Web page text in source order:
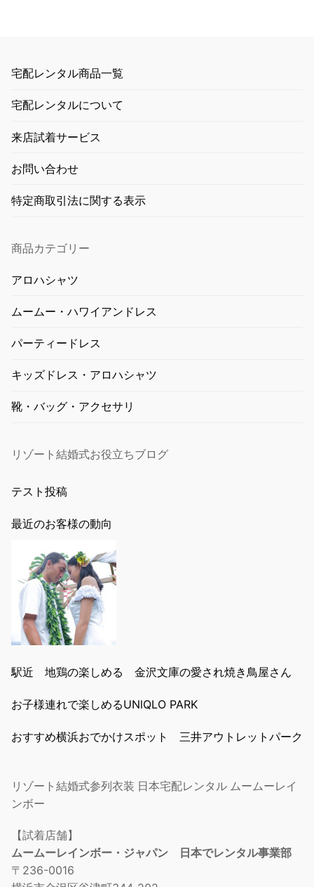
宅配レンタル商品一覧
宅配レンタルについて
来店試着サービス
お問い合わせ
特定商取引法に関する表示
商品カテゴリー
アロハシャツ
ムームー・ハワイアンドレス
パーティードレス
キッズドレス・アロハシャツ
靴・バッグ・アクセサリ
リゾート結婚式お役立ちブログ
テスト投稿
最近のお客様の動向
駅近 地鶏の楽しめる 金沢文庫の愛され焼き鳥屋さん
お子様連れで楽しめるUNlQLO PARK
おすすめ横浜おでかけスポット 三井アウトレットパーク
リゾート結婚式参列衣装 日本宅配レンタル ムームーレイ
ンボー
【試着店舗】
ムームーレインボー・ジャパン 日本でレンタル事業部
〒236-0016